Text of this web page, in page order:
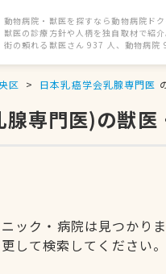
動物病院・獣医を探すなら動物病院ドク
獣医の診療方針や人柄を独自取材で紹
街の頼れる獣医さん 937 人、動物病
区 日本乳癌学会乳腺専門医
専門医)の獣医
ック・病院は見つかりま
して検索してください。